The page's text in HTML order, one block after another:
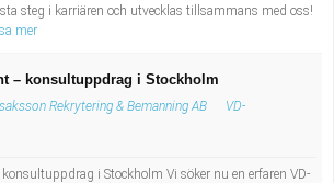
steg i karriären och utvecklas tillsammans med oss!
mer
– konsultuppdrag i Stockholm
Rekrytering & Bemanning AB
VD-
i Stockholm Vi söker nu en erfaren VD-